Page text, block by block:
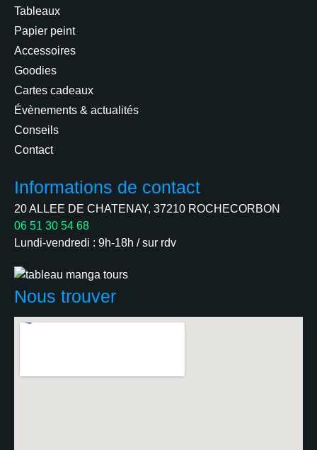
Tableaux
Papier peint
Accessoires
Goodies
Cartes cadeaux
Évènements & actualités
Conseils
Contact
Informations de contact
20 ALLEE DE CHATENAY, 37210 ROCHECORBON
06 51 30 54 68
Lundi-vendredi : 9h-18h / sur rdv
Nous trouver